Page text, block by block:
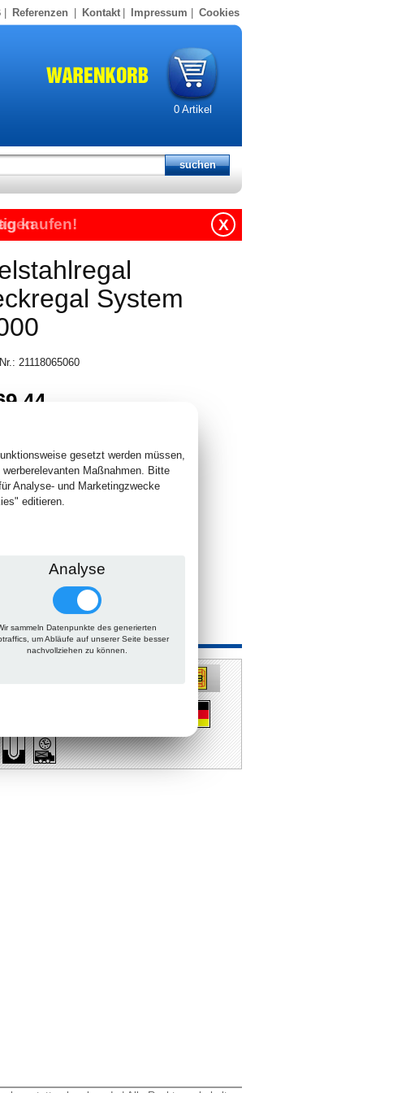
Referenzen Kontakt Impressum Cookies
0Artikel
kaufen! X
System
21118065060
Stck.
passt auch
gesetzt werden müssen,
Maßnahmen. Bitte
Analyse- und Marketingzwecke
editieren.
Analyse
sammeln Datenpunkte des generierten
um Abläufe auf unserer Seite besser
nachvollziehen zu können.